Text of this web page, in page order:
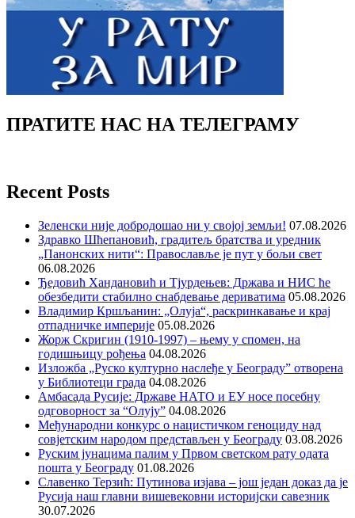
ПРАТИТЕ НАС НА ТЕЛЕГРАМУ
Recent Posts
Зеленски није добродошао ни у својој земљи! 07.08.2026
Здравко Шћепановић, градитељ братства и уредник
„Панонских нити“: Православље је пут у бољи свет
06.08.2026
Ђедовић Хандановић и Тјурдењев: Држава и НИС ће
обезбедити стабилно снабдевање дериватима 05.08.2026
Владимир Кршљанин: „Олуја“, раскринкавање и крај
отпадничке империје 05.08.2026
Жорж Скригин (1910-1997) – њему у спомен, на
годишњицу рођења 04.08.2026
Изложба „Руско културно наслеђе у Београду” отворена
у Библиотеци града 04.08.2026
Амбасада Русије: Државе НАТО и ЕУ носе посебну
одговорност за “Олују” 04.08.2026
Међународни конкурс о нацистичком геноциду над
совјетским народом представљен у Београду 03.08.2026
Руским јунацима палим у Првом светском рату одата
пошта у Београду 01.08.2026
Славенко Терзић: Путинова изјава – још један доказ да је
Русија наш главни вишевековни историјски савезник
30.07.2026